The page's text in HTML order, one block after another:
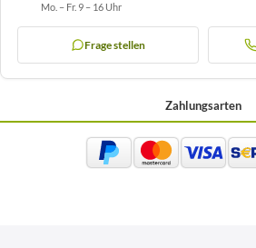
Mo. – Fr. 9 – 16 Uhr
Frage stellen
Zahlungsarten